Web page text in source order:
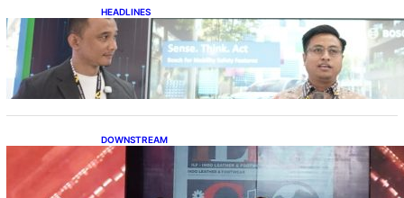
HEADLINES
Teknologi Keselamatan, Penentu Baru
Persaingan Industri Otomotif
DOWNSTREAM
Terbuka, Peluang Usaha bagi IKM Alas Kaki
Lokal